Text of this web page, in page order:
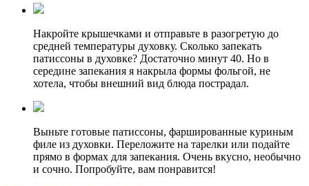
Накройте крышечками и отправьте в разогретую до
средней температуры духовку. Сколько запекать
патиссоны в духовке? Достаточно минут 40. Но в
середине запекания я накрыла формы фольгой, не
хотела, чтобы внешний вид блюда пострадал.
Выньте готовые патиссоны, фаршированные куриным
филе из духовки. Переложите на тарелки или подайте
прямо в формах для запекания. Очень вкусно, необычно
и сочно. Попробуйте, вам понравится!